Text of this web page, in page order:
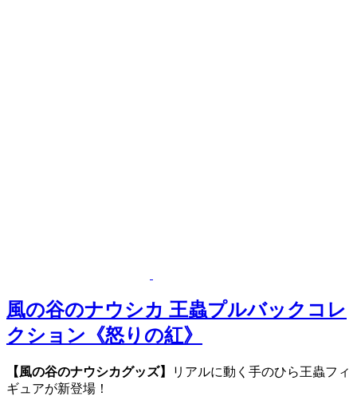
風の谷のナウシカ 王蟲プルバックコレ
クション《怒りの紅》
【風の谷のナウシカグッズ】
リアルに動く手のひら王蟲フィ
ギュアが新登場！